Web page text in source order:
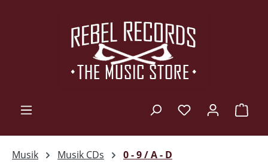
Musik Musik CDs 0 - 9 / A - D